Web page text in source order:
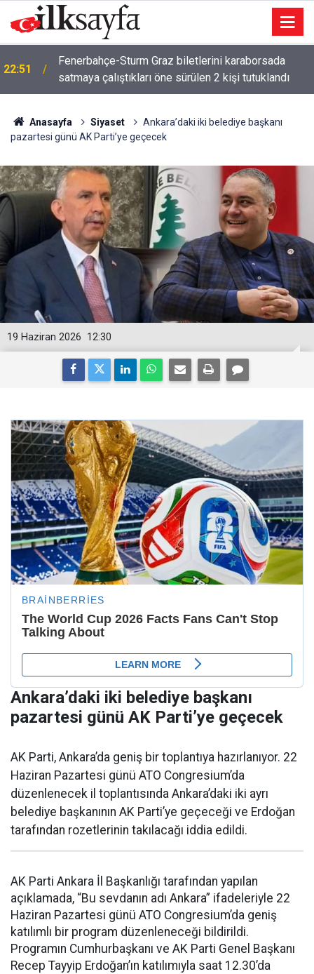
22:51
Fenerbahçe-Sturm Graz biletlerini karaborsada
satmaya çalıştıkları öne sürülen 2 kişi tutuklandı
Anasayfa Siyaset
Ankara’daki iki belediye başkanı
pazartesi günü AK Parti’ye geçecek
12:30
19 Haziran 2026
Ankara’daki iki belediye başkanı
pazartesi günü AK Parti’ye geçecek
AK Parti, Ankara’da geniş bir toplantıya hazırlanıyor. 22
Haziran Pazartesi günü ATO Congresium’da
düzenlenecek il toplantısında Ankara’daki iki ayrı
belediye başkanının AK Parti’ye geçeceği ve Erdoğan
tarafından rozetlerinin takılacağı iddia edildi.
AK Parti Ankara İl Başkanlığı tarafından yapılan
açıklamada, “Bu sevdanın adı Ankara” ifadeleriyle 22
Haziran Pazartesi günü ATO Congresium’da geniş
katılımlı bir program düzenleneceği bildirildi.
Programın Cumhurbaşkanı ve AK Parti Genel Başkanı
Recep Tayyip Erdoğan’ın katılımıyla saat 12.30’da